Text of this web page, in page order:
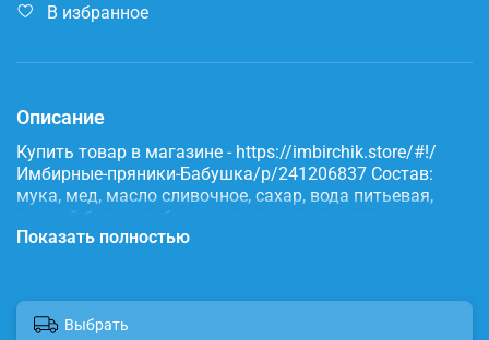
В избранное
Описание
Купить товар в магазине - https://imbirchik.store/#!/
Имбирные-пряники-Бабушка/p/241206837 Состав:
мука, мед, масло сливочное, сахар, вода питьевая,
яичный белок, имбирь, корица, сода, пищевые
красители.
Показать полностью
Выбрать